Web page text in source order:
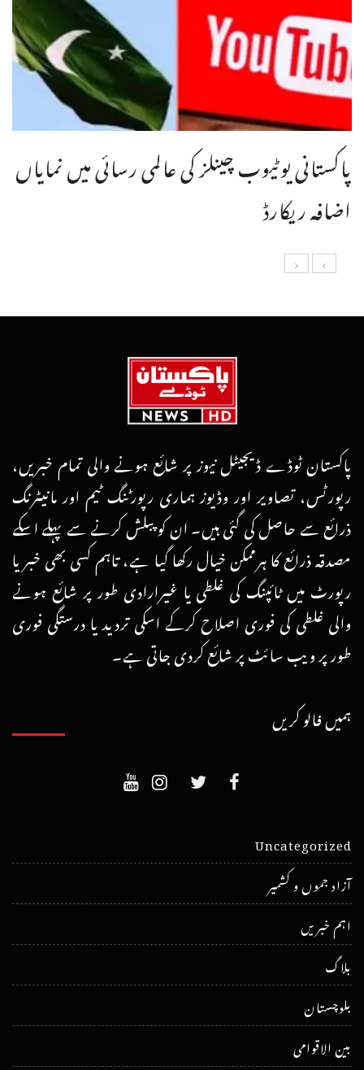
پاکستانی یوٹیوب چینلز کی عالمی رسائی میں نمایاں
اضافہ ریکارڈ
پاکستان ٹوڈے ڈیجیٹل نیوز پر شائع ہونے والی تمام خبریں،
رپورٹس، تصاویر اور وڈیوز ہماری رپورٹنگ ٹیم اور مانیٹرنگ
ذرائع سے حاصل کی گئی ہیں۔ ان کو پبلش کرنے سے پہلے اسکے
مصدقہ ذرائع کا ہرممکن خیال رکھا گیا ہے، تاہم کسی بھی خبر یا
رپورٹ میں ٹائپنگ کی غلطی یا غیرارادی طور پر شائع ہونے
والی غلطی کی فوری اصلاح کرکے اسکی تردید یا درستگی فوری
طور پر ویب سائٹ پر شائع کردی جاتی ہے۔
ہمیں فالو کریں
Uncategorized
آزاد جموں و کشمیر
اہم خبریں
بلاگ
بلوچستان
بین الاقوامی